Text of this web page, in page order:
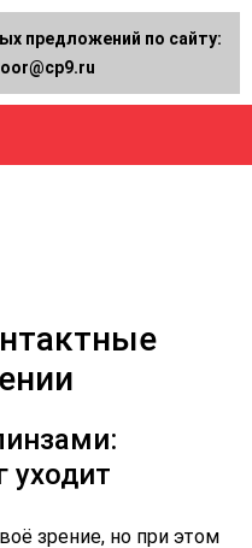
уходит
зрение, но при этом
предложений по сайту: